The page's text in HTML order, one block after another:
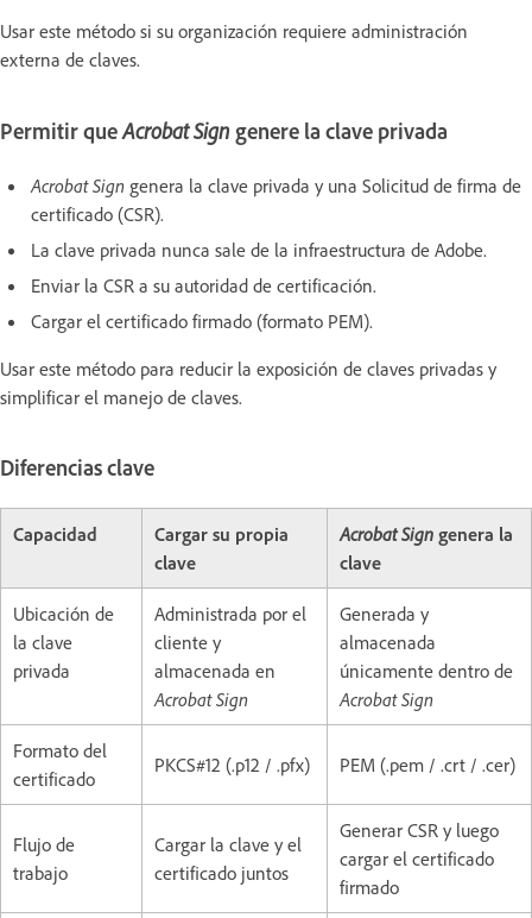
Usar este método si su organización requiere administración
externa de claves.
Permitir queAcrobat Sign genere la clave privada
Acrobat Sign genera la clave privada y una Solicitud de firma de
certificado (CSR).
La clave privada nunca sale de la infraestructura de Adobe.
Enviar la CSR a su autoridad de certificación.
Cargar el certificado firmado (formato PEM).
Usar este método para reducir la exposición de claves privadas y
simplificar el manejo de claves.
Diferencias clave
Capacidad
Cargar su propia
clave
Acrobat Sign genera la
clave
Ubicación de
la clave
privada
Administrada por el
cliente y
almacenada en
Acrobat Sign
Generada y
almacenada
únicamente dentro de
Acrobat Sign
Formato del
certificado
PKCS#12 (.p12 / .pfx) PEM (.pem / .crt / .cer)
Flujo de
trabajo
Cargar la clave y el
certificado juntos
Generar CSR y luego
cargar el certificado
firmado